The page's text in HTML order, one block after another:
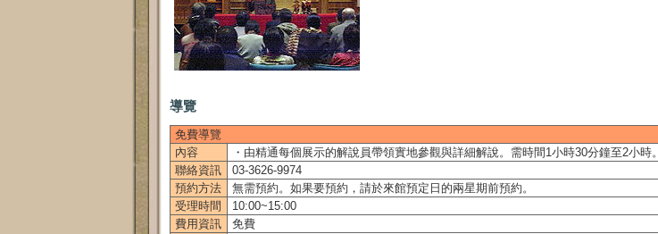
導覽
免費導覽
內容
・由精通每個展示的解說員帶領實地參觀與詳細解說。需時間1小時30分鐘至2小時。
聯絡資訊
03-3626-9974
預約方法
無需預約。如果要預約，請於來館預定日的兩星期前預約。
受理時間
10:00~15:00
費用資訊
免費